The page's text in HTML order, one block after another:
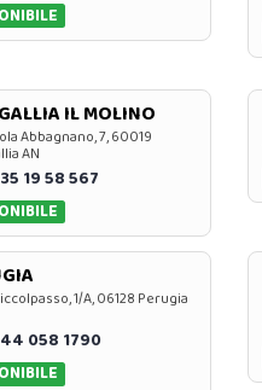
IL MOLINO
Abbagnano, 7, 60019
AN
19 58 567
1/A, 06128 Perugia
058 1790